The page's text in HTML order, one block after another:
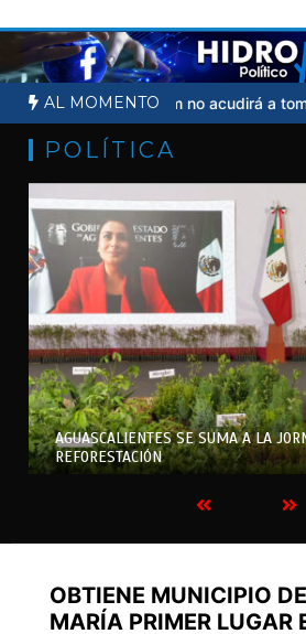
al
contenido
AL MOMENTO
judicial Sheinbaum no acudirá a toma
POLÍTICA
AGUASCALIENTES SE SUMA A LA
REFORESTACIÓN
OBTIENE MUNICIPIO
MARÍA PRIMER LUGAR